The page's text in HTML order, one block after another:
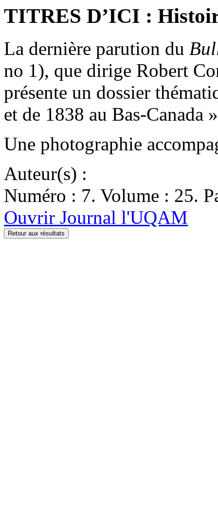
TITRES D’ICI :
La dernière parution du
no 1), que dirige Robert
présente un dossier
et de 1838 au Bas-Canada
Une photographie
Auteur(s) :
Numéro : 7. Volume : 25.
Ouvrir Journal l'UQAM
Retour aux résultats